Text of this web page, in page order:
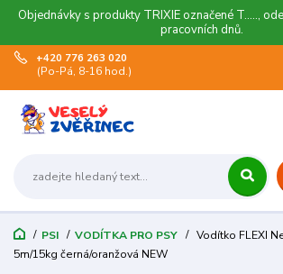
Objednávky s produkty TRIXIE označené T.....,
pracovních dnů.
+420 776 263 020
(Po-Pá, 8-16 hod.)
PSI VODÍTKA PRO PSY
Vodítko FLEXI
5m/15kg černá/oranžová NEW